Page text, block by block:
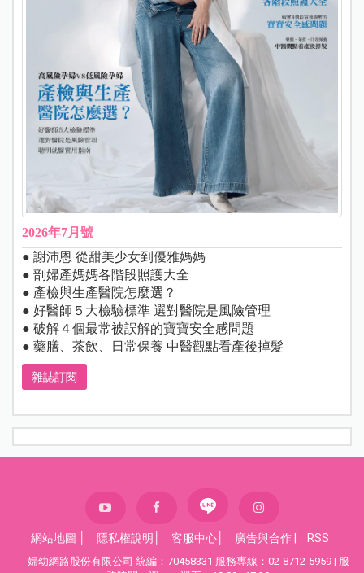
2026年7月號
● 謝沛恩 從甜美少女到優雅媽媽
● 剖婦產媽媽各階段照護大全
● 產檢與生產醫院怎麼選？
● 好醫師５大檢驗標準 選對醫院是風險管理
● 破解４個最常被誤解的寶寶安全感問題
● 藥膳、茶飲、日常保養 中醫觀點看產後掉髮
雜誌訂閱
網站地圖 隱私權說明 客服中心 廣告與合作 RSS
婦幼網路股份有限公司 統編：70458331 服務專線：02-8712-5959 | 服